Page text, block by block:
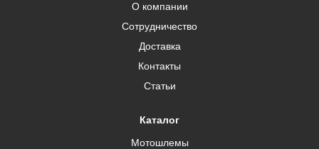
О компании
Сотрудничество
Доставка
Контакты
Статьи
Каталог
Мотошлемы